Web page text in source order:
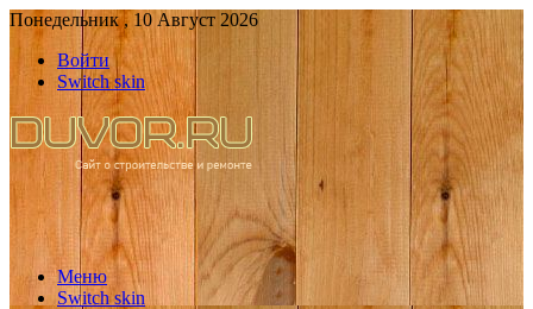
Понедельник , 10 Август 2026
Войти
Switch skin
Меню
Switch skin